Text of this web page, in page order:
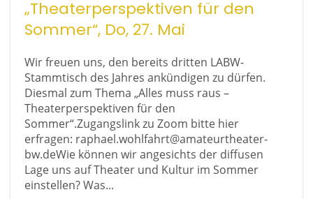
„Theaterperspektiven für den
Sommer“, Do, 27. Mai
Wir freuen uns, den bereits dritten LABW-
Stammtisch des Jahres ankündigen zu dürfen.
Diesmal zum Thema „Alles muss raus –
Theaterperspektiven für den
Sommer“.Zugangslink zu Zoom bitte hier
erfragen: raphael.wohlfahrt@amateurtheater-
bw.deWie können wir angesichts der diffusen
Lage uns auf Theater und Kultur im Sommer
einstellen? Was...